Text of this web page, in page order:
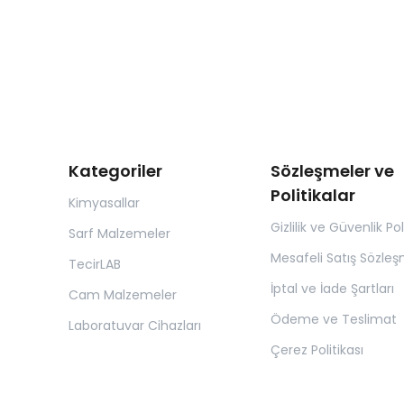
Kategoriler
Kimyasallar
Sarf Malzemeler
TecirLAB
Cam Malzemeler
Laboratuvar Cihazları
Sözleşmeler ve
Politikalar
Gizlilik ve Güvenlik
Mesafeli Satış
İptal ve İade Şartları
Ödeme ve Teslimat
Çerez Politikası